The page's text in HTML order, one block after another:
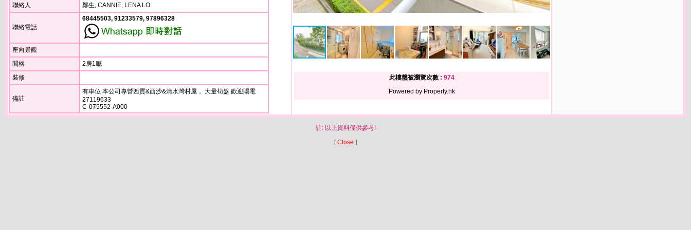
聯絡人 鄭生, CANNIE, LENA LO
聯絡電話
68445503, 91233579, 97896328
座向景觀
間格
2房1廳
裝修
備註
有車位 本公司專營西貢&西沙&清水灣村屋， 大量荀盤 歡迎賜電
27119633
C-075552-A000
此樓盤被瀏覽次數 : 974
Powered by Property.hk
註: 以上資料僅供參考!
[Close ]